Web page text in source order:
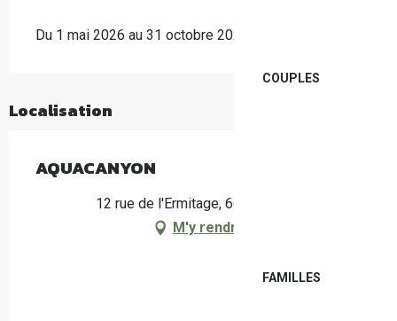
COUPLES
FAMILLES
Du 1 mai 2026 au 31 octobre 2026
Localisation
AQUACANYON
12 rue de l'Ermitage, 66400 Céret
M'y rendre